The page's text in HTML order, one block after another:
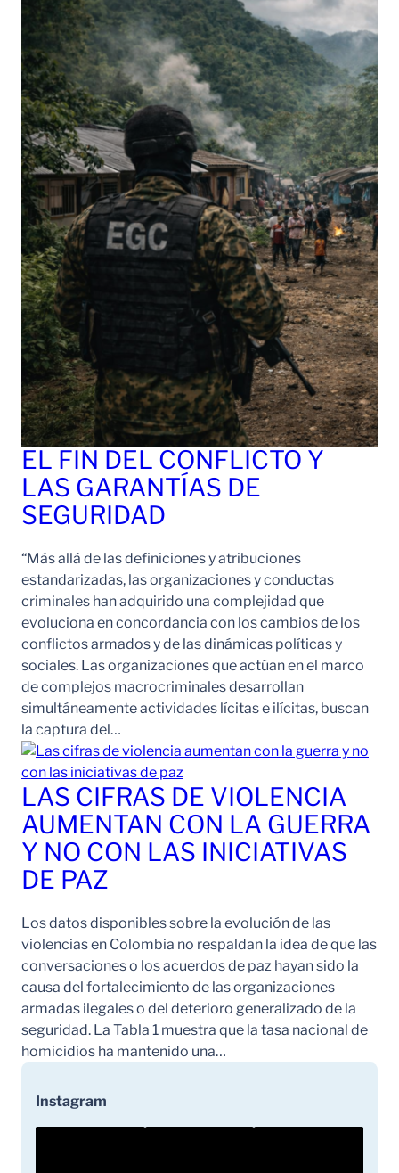
EL FIN DEL CONFLICTO Y
LAS GARANTÍAS DE
SEGURIDAD
“Más allá de las definiciones y atribuciones
estandarizadas, las organizaciones y conductas
criminales han adquirido una complejidad que
evoluciona en concordancia con los cambios de los
conflictos armados y de las dinámicas políticas y
sociales. Las organizaciones que actúan en el marco
de complejos macrocriminales desarrollan
simultáneamente actividades lícitas e ilícitas, buscan
la captura del…
LAS CIFRAS DE VIOLENCIA
AUMENTAN CON LA GUERRA
Y NO CON LAS INICIATIVAS
DE PAZ
Los datos disponibles sobre la evolución de las
violencias en Colombia no respaldan la idea de que las
conversaciones o los acuerdos de paz hayan sido la
causa del fortalecimiento de las organizaciones
armadas ilegales o del deterioro generalizado de la
seguridad. La Tabla 1 muestra que la tasa nacional de
homicidios ha mantenido una…
Instagram